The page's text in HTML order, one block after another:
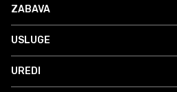
ZABAVA
USLUGE
UREDI